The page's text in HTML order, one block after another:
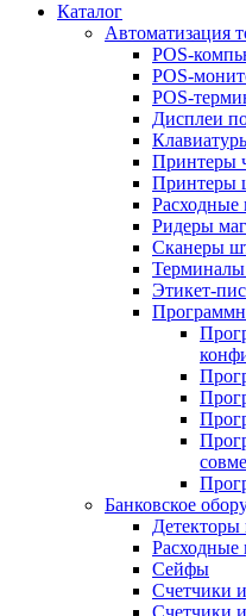
Каталог
Автоматизация
POS-
POS-
POS-
Дисплеи
Принтеры
Принтеры
Ридеры
Сканеры
Этикет-
Банковское
Детекторы
Сейфы
Счетчики
Счетчики